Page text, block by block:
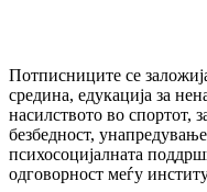
Потписниците се
средина, едукација за
насилството во спортот,
безбедност,
психосоцијалната
одговорност меѓу